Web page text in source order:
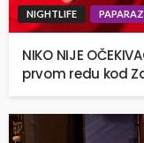
NIGHTLIFE
NIKO NIJE
prvom redu kod